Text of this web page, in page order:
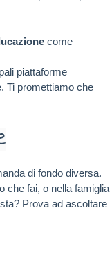
come
piattaforme
Ti promettiamo che
di fondo diversa.
che fai, o nella famiglia
Prova ad ascoltare